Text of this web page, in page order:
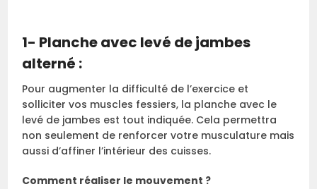
1- Planche avec levé de jambes
alterné :
Pour augmenter la difficulté de l’exercice et
solliciter vos muscles fessiers, la planche avec le
levé de jambes est tout indiquée. Cela permettra
non seulement de renforcer votre musculature mais
aussi d’affiner l’intérieur des cuisses.
Comment réaliser le mouvement ?